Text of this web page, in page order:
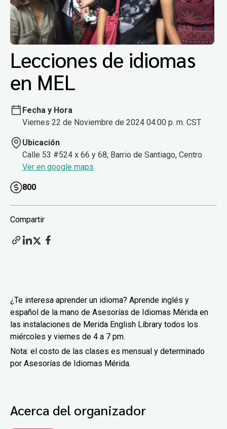
Lecciones de idiomas
en MEL
Fecha y Hora
Viernes 22 de Noviembre de 2024 04:00 p. m. CST
Ubicación
Calle 53 #524 x 66 y 68, Barrio de Santiago, Centro
Ver en google maps
800
Compartir
¿Te interesa aprender un idioma? Aprende inglés y
español de la mano de Asesorías de Idiomas Mérida en
las instalaciones de Merida English Library todos los
miércoles y viernes de 4 a 7 pm.
Nota: el costo de las clases es mensual y determinado
por Asesorías de Idiomas Mérida.
Acerca del organizador